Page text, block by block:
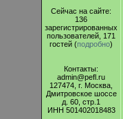
Сейчас на сайте:
136
зарегистрированных
пользователей, 171
гостей (подробно)
Контакты:
admin@pefl.ru
127474, г. Москва,
Дмитровское шоссе
д. 60, стр.1
ИНН 501402018483